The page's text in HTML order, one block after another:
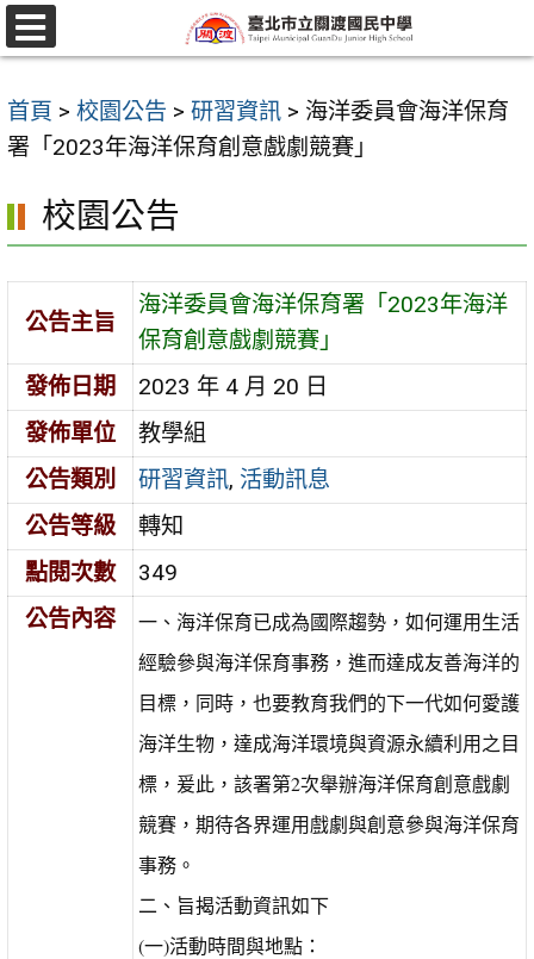
跳
至
要
內
區
選
單
首頁 > 校園公告 > 研習資訊 > 海洋委員會海洋保育
署「2023年海洋保育創意戲劇競賽」
校園公告
公告主旨
海洋委員會海洋保育署「2023年海洋
保育創意戲劇競賽」
發佈日期
2023 年 4 月 20 日
發佈單位
教學組
公告類別
研習資訊, 活動訊息
公告等級
轉知
點閱次數
349
公告內容
一、海洋保育已成為國際趨勢，如何運用生活
經驗參與海洋保育事務，進而達成友善海洋的
目標，同時，也要教育我們的下一代如何愛護
海洋生物，達成海洋環境與資源永續利用之目
標，爰此，該署第2次舉辦海洋保育創意戲劇
競賽，期待各界運用戲劇與創意參與海洋保育
事務。
二、旨揭活動資訊如下
(一)活動時間與地點：